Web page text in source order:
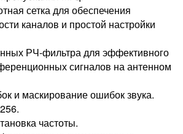
сетка для обеспечения
каналов и простой настройки
РЧ-фильтра для эффективного
сигналов на антенном
и маскирование ошибок звука.
частоты.